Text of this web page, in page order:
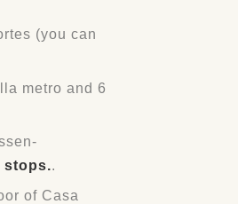
(you can
metro and 6
stops..
of Casa